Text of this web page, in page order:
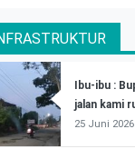
Ibu-ibu :
jalan kami
25 Juni 2026